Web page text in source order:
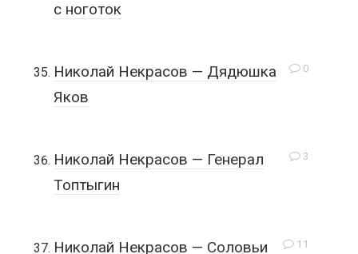
с ноготок
0
Николай Некрасов — Дядюшка
Яков
3
Николай Некрасов — Генерал
Топтыгин
11
Николай Некрасов — Соловьи